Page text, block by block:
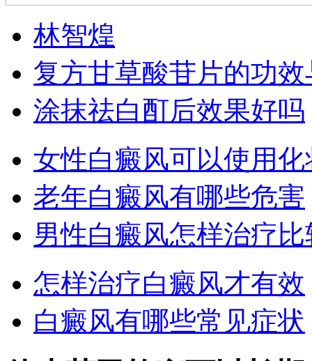
林智煌
复方甘草酸苷片的功效
涂抹祛白酊后效果好吗
女性白癜风可以使用化
老年白癜风有哪些危害
男性白癜风怎样治疗
怎样治疗白癜风才有效
白癜风有哪些常见症状